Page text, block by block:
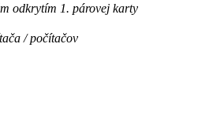
odkrytím 1. párovej karty
/ počítačov